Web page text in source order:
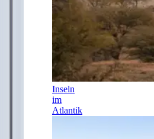
Inseln
im
Atlantik